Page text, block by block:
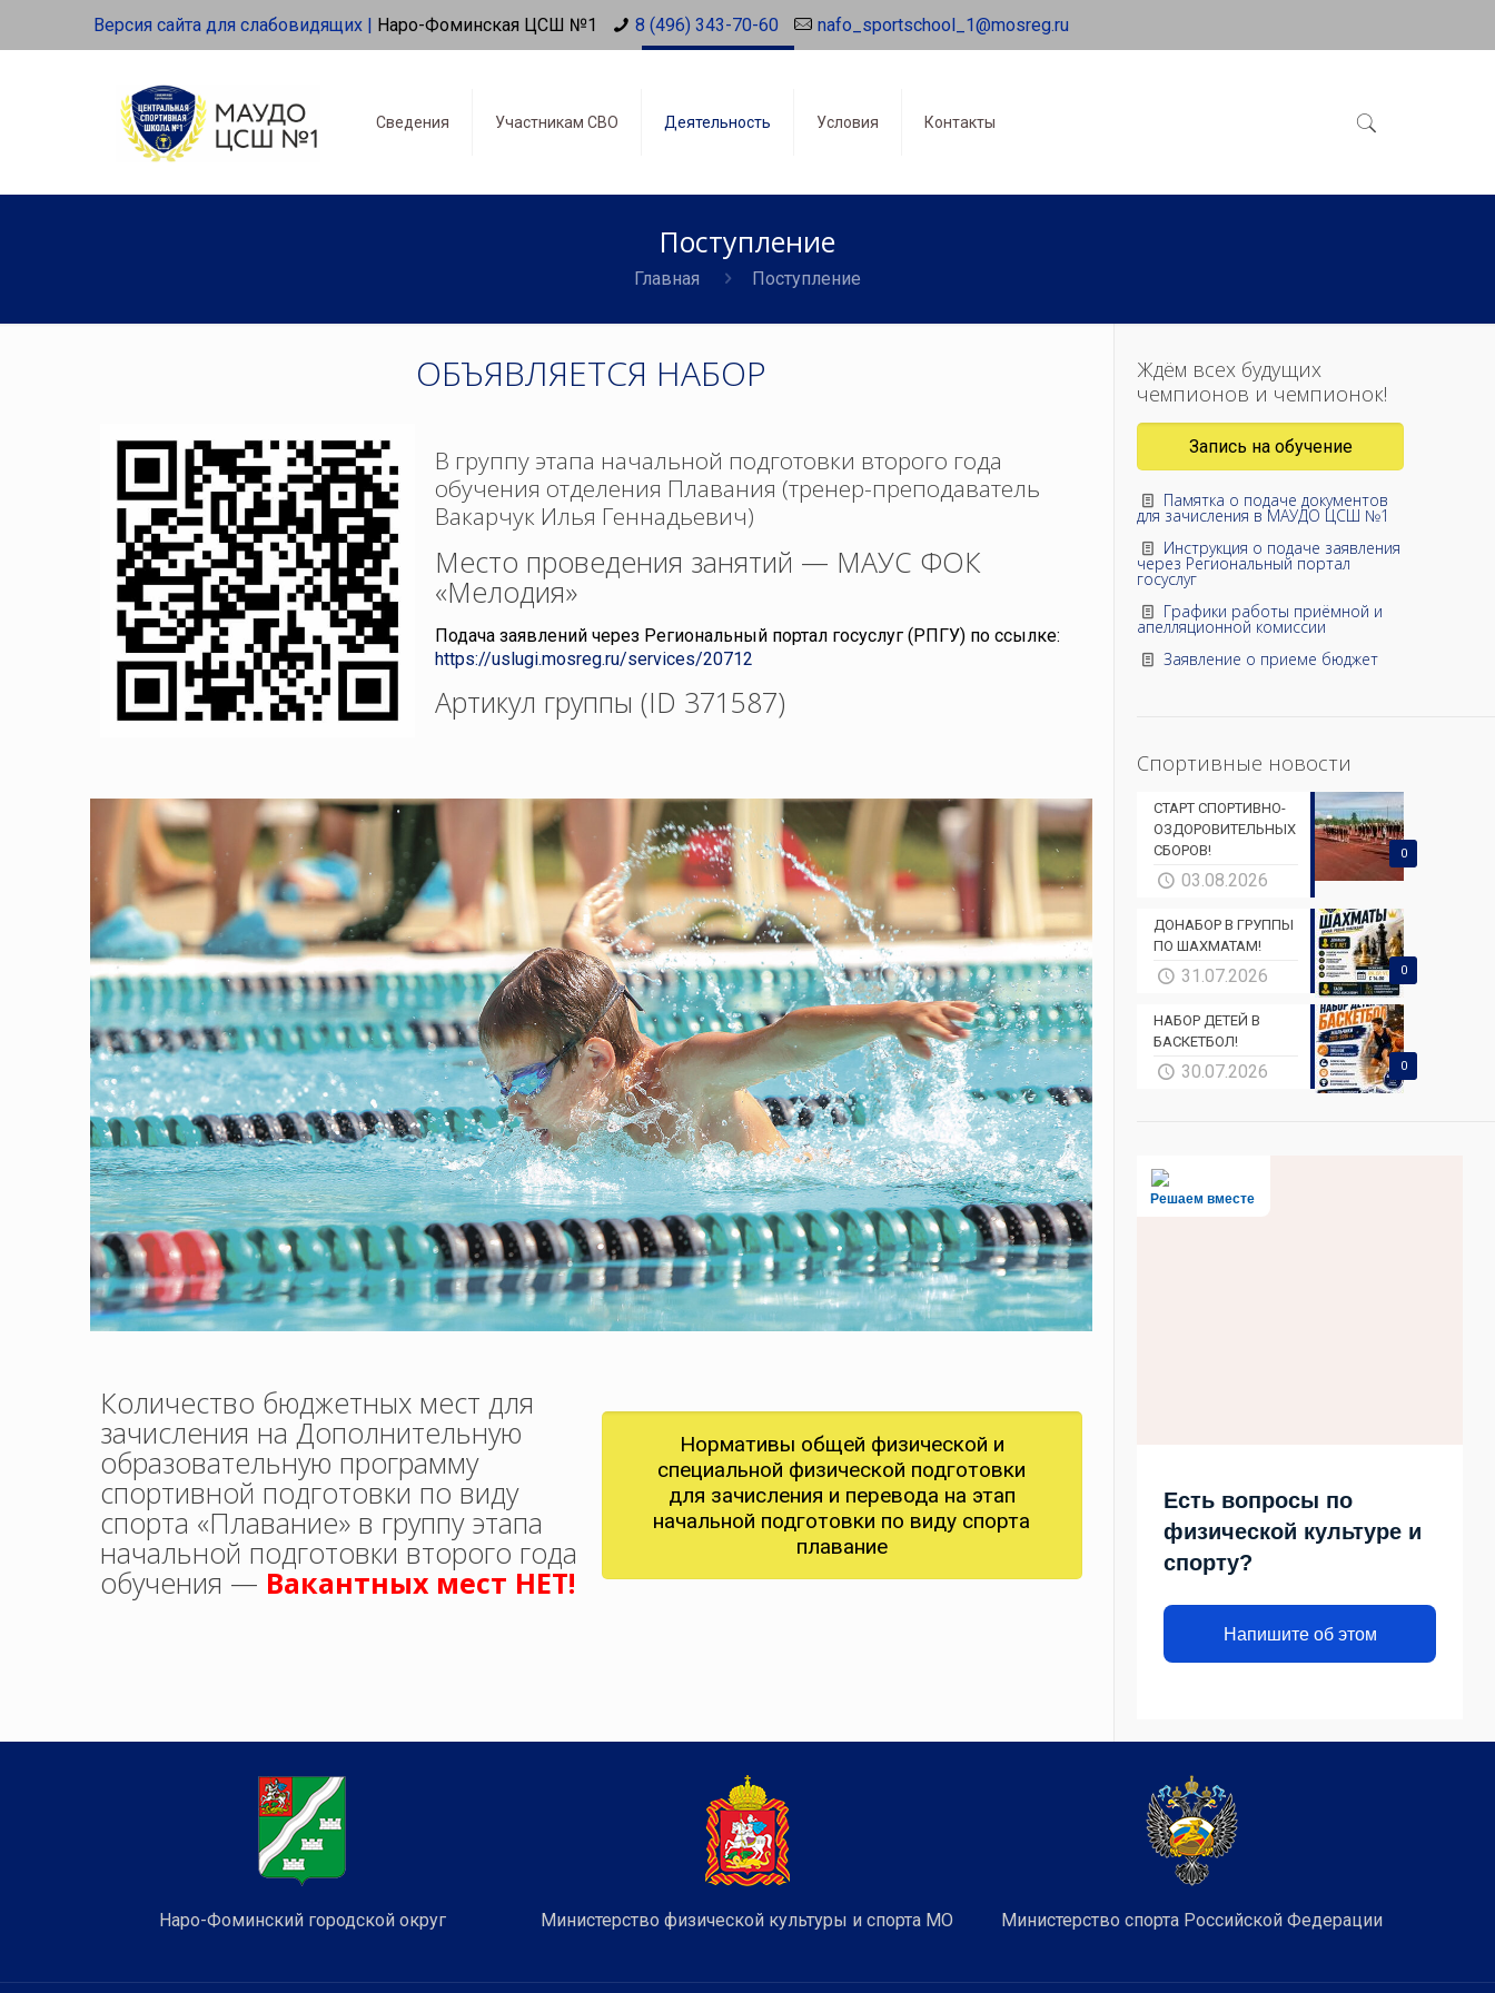
Версия сайта для слабовидящих | Наро-Фоминская ЦСШ №1 8 (496) 343-70-60 nafo_sportschool_1@mosreg.ru
Сведения Участникам СВО Деятельность Условия Контакты
Поступление
Главная Поступление
ОБЪЯВЛЯЕТСЯ НАБОР
В группу этапа начальной подготовки второго года
обучения отделения Плавания (тренер-преподаватель
Вакарчук Илья Геннадьевич)
Место проведения занятий — МАУС ФОК
«Мелодия»
Подача заявлений через Региональный портал госуслуг (РПГУ) по ссылке:
https://uslugi.mosreg.ru/services/20712
Артикул группы (ID 371587)
Количество бюджетных мест для
зачисления на Дополнительную
образовательную программу
спортивной подготовки по виду
спорта «Плавание» в группу этапа
начальной подготовки второго года
обучения — Вакантных мест НЕТ!
Нормативы общей физической и
специальной физической подготовки
для зачисления и перевода на этап
начальной подготовки по виду спорта
плавание
Ждём всех будущих
чемпионов и чемпионок!
Запись на обучение
Памятка о подаче документов
для зачисления в МАУДО ЦСШ №1
Инструкция о подаче заявления
через Региональный портал
госуслуг
Графики работы приёмной и
апелляционной комиссии
Заявление о приеме бюджет
Спортивные новости
0
СТАРТ СПОРТИВНО-
ОЗДОРОВИТЕЛЬНЫХ
СБОРОВ!
03.08.2026
0
ДОНАБОР В ГРУППЫ
ПО ШАХМАТАМ!
31.07.2026
0
НАБОР ДЕТЕЙ В
БАСКЕТБОЛ!
30.07.2026
Решаем вместе
Есть вопросы по
физической культуре и
спорту?
Напишите об этом
Наро-Фоминский городской округ Министерство физической культуры и спорта МО Министерство спорта Российской Федерации